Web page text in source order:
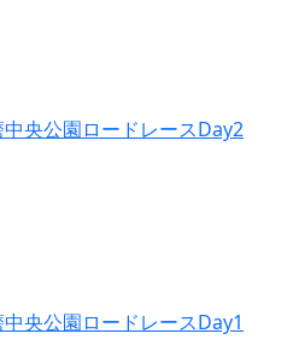
央公園ロードレースDay2
央公園ロードレースDay1